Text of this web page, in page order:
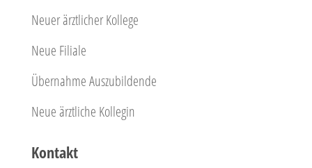
Neuer ärztlicher Kollege
Neue Filiale
Übernahme Auszubildende
Neue ärztliche Kollegin
Kontakt